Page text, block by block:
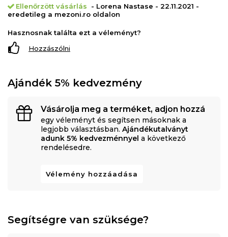
Ellenőrzött vásárlás
- Lorena Nastase - 22.11.2021 -
eredetileg a mezoni.ro oldalon
Hasznosnak találta ezt a véleményt?
Hozzászólni
Ajándék 5% kedvezmény
Vásárolja meg a terméket, adjon hozzá
egy véleményt és segítsen másoknak a
legjobb választásban. Ajándékutalványt
adunk 5% kedvezménnyel a következő
rendelésedre.
Vélemény hozzáadása
Segítségre van szüksége?